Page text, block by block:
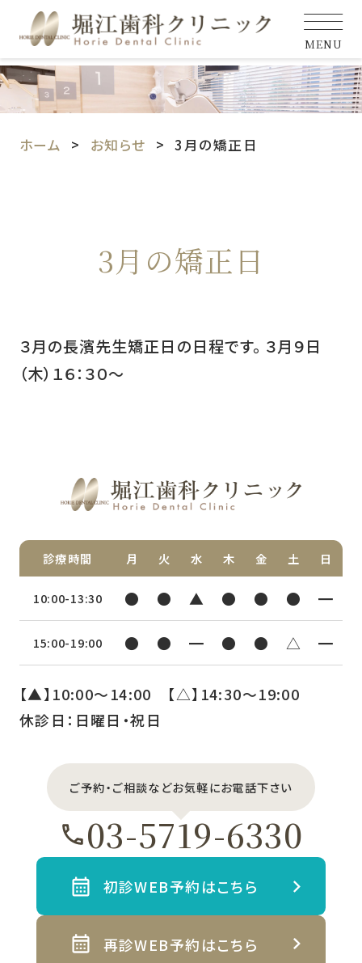
MENU
ホーム お知らせ 3月の矯正日
3月の矯正日
３月の長濱先生矯正日の日程です。 ３月９日
（木）１６：３０～
診療時間 月 火 水 木 金 土 日
10:00-13:30 ● ● ▲ ● ● ● ━
15:00-19:00 ● ● ━ ● ● △ ━
【▲】10:00〜14:00 【△】14:30〜19:00
休診日：日曜日・祝日
ご予約・ご相談などお気軽にお電話下さい
03-5719-6330
初診WEB予約はこちら
再診WEB予約はこちら